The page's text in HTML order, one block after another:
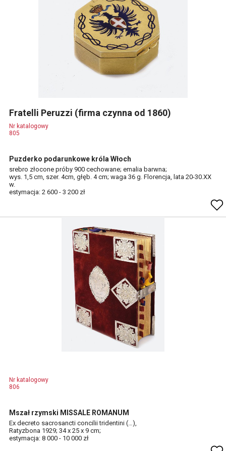
Fratelli Peruzzi (firma czynna od 1860)
Nr katalogowy
805
Puzderko podarunkowe króla Włoch
srebro złocone próby 900 cechowane; emalia barwna;
wys. 1,5 cm, szer. 4cm, głęb. 4 cm; waga 36 g. Florencja, lata 20-30.XX
w.
estymacja: 2 600 - 3 200 zł
Nr katalogowy
806
Mszał rzymski MISSALE ROMANUM
Ex decreto sacrosancti concilii tridentini (…),
Ratyzbona 1929; 34 x 25 x 9 cm;
estymacja: 8 000 - 10 000 zł